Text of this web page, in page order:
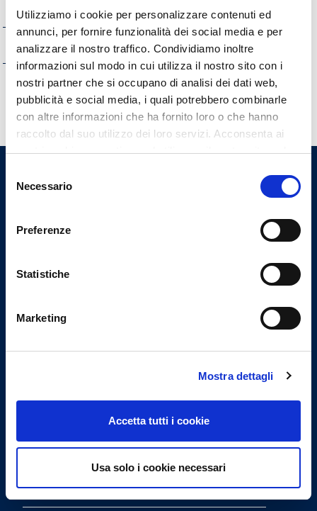
Utilizziamo i cookie per personalizzare contenuti ed
annunci, per fornire funzionalità dei social media e per
analizzare il nostro traffico. Condividiamo inoltre
informazioni sul modo in cui utilizza il nostro sito con i
nostri partner che si occupano di analisi dei dati web,
pubblicità e social media, i quali potrebbero combinarle
con altre informazioni che ha fornito loro o che hanno
raccolto dal suo utilizzo dei loro servizi. Acconsenta ai
nostri cookie se continua ad utilizzare il nostro sito web.
delNecessario
Preferenze
Statistiche
Marketing
Mostra dettagli
Accetta tutti i cookie
Usa solo i cookie necessari
Opere pubbliche
Interventi straordinari e di emergenza
Altri contenuti
Ordine dei Medici Chirurghi e
degli Odontoiatri di Savona
omceosv@omceosv.it
presidente@omceosv.it
presidenza.omceosv@pec.it
Uffici